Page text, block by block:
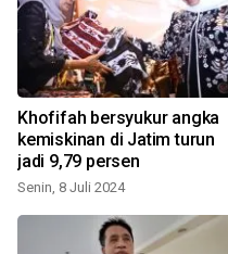
Khofifah bersyukur angka
kemiskinan di Jatim turun
jadi 9,79 persen
Senin, 8 Juli 2024